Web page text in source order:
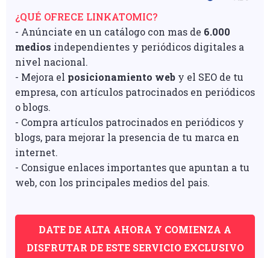
¿QUÉ OFRECE LINKATOMIC?
- Anúnciate en un catálogo con mas de 6.000
medios independientes y periódicos digitales a
nivel nacional.
- Mejora el posicionamiento web y el SEO de tu
empresa, con artículos patrocinados en periódicos
o blogs.
- Compra artículos patrocinados en periódicos y
blogs, para mejorar la presencia de tu marca en
internet.
- Consigue enlaces importantes que apuntan a tu
web, con los principales medios del pais.
DATE DE ALTA AHORA Y COMIENZA A
DISFRUTAR DE ESTE SERVICIO EXCLUSIVO